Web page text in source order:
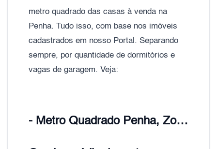
metro quadrado das casas à venda na
Penha. Tudo isso, com base nos imóveis
cadastrados em nosso Portal. Separando
sempre, por quantidade de dormitórios e
vagas de garagem. Veja:
- Metro Quadrado Penha, Zona Leste de São Paulo;